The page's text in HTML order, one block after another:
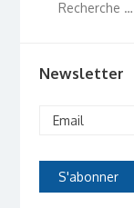
Newsletter